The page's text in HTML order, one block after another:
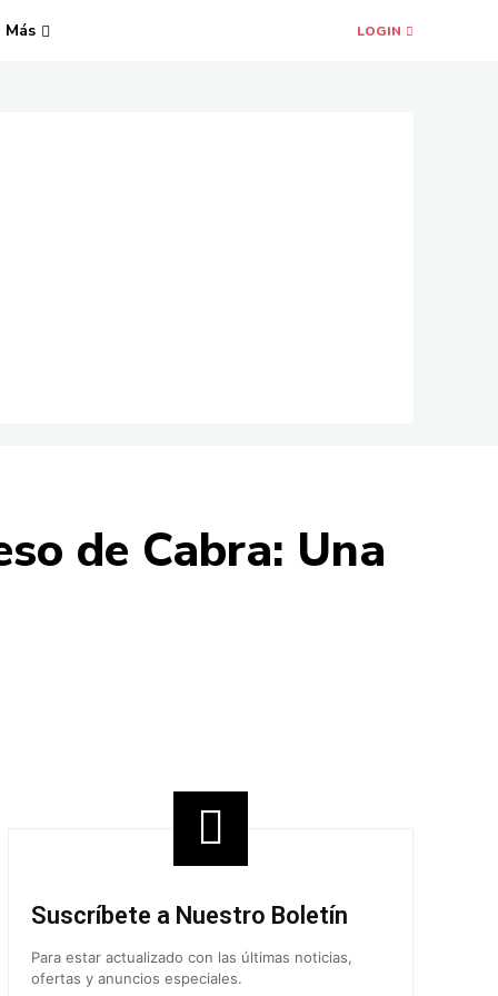
Más LOGIN
de Cabra: Una
Suscríbete a Nuestro Boletín
Para estar actualizado con las últimas noticias,
ofertas y anuncios especiales.